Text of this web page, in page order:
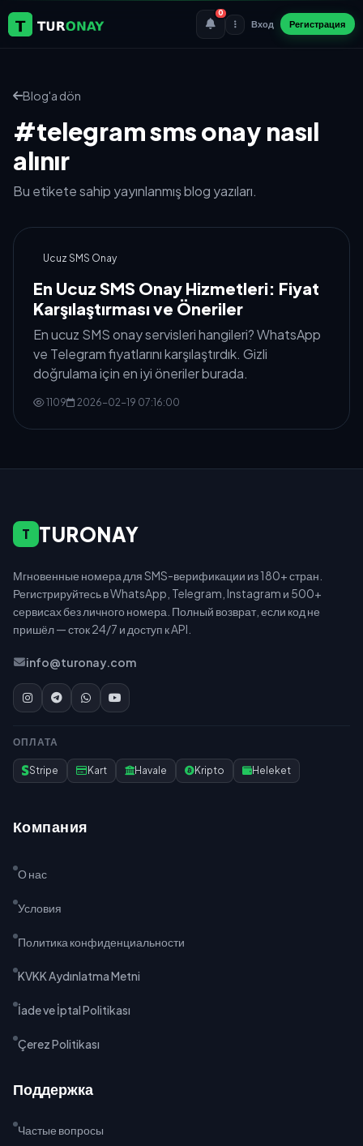
0
Вход Регистрация
Blog'a dön
#telegram sms onay nasıl
alınır
Bu etikete sahip yayınlanmış blog yazıları.
Ucuz SMS Onay
En Ucuz SMS Onay Hizmetleri: Fiyat
Karşılaştırması ve Öneriler
En ucuz SMS onay servisleri hangileri? WhatsApp
ve Telegram fiyatlarını karşılaştırdık. Gizli
doğrulama için en iyi öneriler burada.
1109 2026-02-19 07:16:00
T TURONAY
Мгновенные номера для SMS-верификации из 180+ стран.
Регистрируйтесь в WhatsApp, Telegram, Instagram и 500+
сервисах без личного номера. Полный возврат, если код не
пришёл — сток 24/7 и доступ к API.
info@turonay.com
ОПЛАТА
Stripe Kart Havale Kripto Heleket
Компания
О нас
Условия
Политика конфиденциальности
KVKK Aydınlatma Metni
İade ve İptal Politikası
Çerez Politikası
Поддержка
Частые вопросы